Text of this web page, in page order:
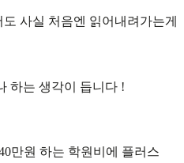
사실 처음엔 읽어내려가는게
하는 생각이 듭니다 !
만원 하는 학원비에 플러스